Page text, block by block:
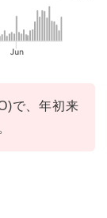
で、年初来